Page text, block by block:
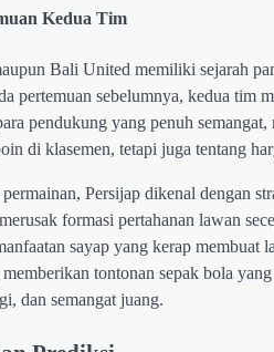
Kedua Tim
Bali United memiliki sejarah
pertemuan sebelumnya, kedua tim
pendukung yang penuh
di klasemen, tetapi juga tentang
Persijap dikenal dengan
formasi pertahanan lawan
sayap yang kerap
tontonan sepak bola
dan semangat juang.